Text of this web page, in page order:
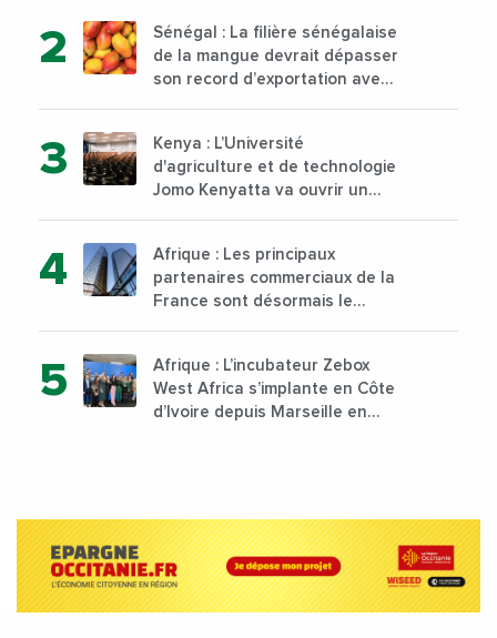
Sénégal : La filière sénégalaise
de la mangue devrait dépasser
son record d’exportation avec
Kenya : L’Université
d'agriculture et de technologie
Jomo Kenyatta va ouvrir un
sur son campus de Karen à
Nairobi dès janvier 2023
Afrique : Les principaux
partenaires commerciaux de la
France sont désormais le
Afrique : L’incubateur Zebox
West Africa s’implante en Côte
d’Ivoire depuis Marseille en